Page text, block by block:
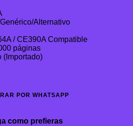
Alternativo
páginas
(Importado)
POR WHATSAPP
como prefieras